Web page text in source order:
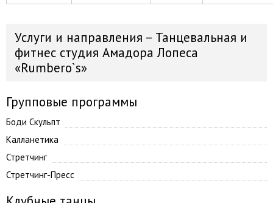
Услуги и направления – Танцевальная и
фитнес студия Амадора Лопеса
«Rumbero`s»
Групповые программы
Боди Скульпт
Калланетика
Стретчинг
Стретчинг-Пресс